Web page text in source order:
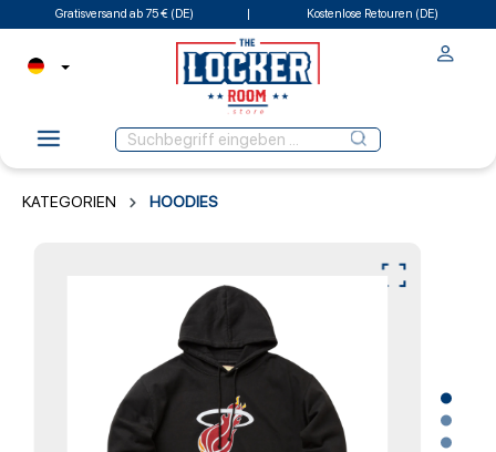
Gratisversand ab 75 € (DE) Kostenlose Retouren (DE)
KATEGORIEN HOODIES